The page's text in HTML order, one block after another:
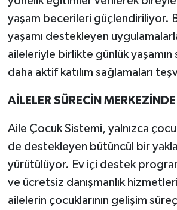
yaşam becerileri güçlendiriliyor.
yaşamı destekleyen
aileleriyle birlikte günlük yaşamın
daha aktif katılım sağlamaları
AİLELER SÜRECİN
Aile Çocuk Sistemi, yalnızca
de destekleyen bütüncül bir
yürütülüyor. Ev içi destek
ve ücretsiz danışmanlık
ailelerin çocuklarının gelişim